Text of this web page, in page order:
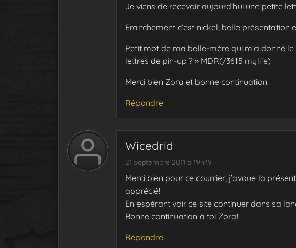
Je viens de recevoir aujourd’hui une petite
Franchement c’est nickel, belle présentation
Petit mot de ma belle-mère qui m’a donné le
lettres de pin-up ? » MDR(/3615 mylife)
Merci bien Zora et bonne continuation !
Répondre
Wicedrid
21 septembre 2011 à 19h49
Merci bien pour ce courrier, j’avoue la
apprécié!
En espérant voir ce site continuer dans sa
Bonne continuation à toi Zora!
Répondre